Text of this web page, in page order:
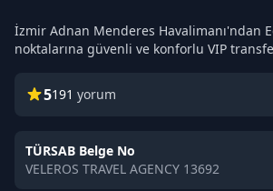
İzmir Adnan Menderes Havalimanı'ndan
noktalarına güvenli ve konforlu VIP
5191 yorum
TÜRSAB Belge No
VELEROS TRAVEL AGENCY 13692